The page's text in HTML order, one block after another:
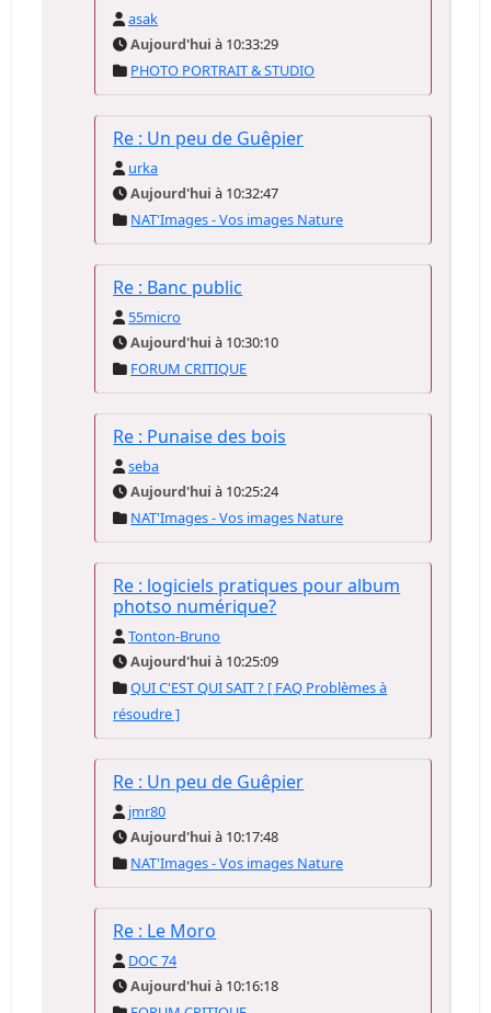
asak
Aujourd'hui à 10:33:29
PHOTO PORTRAIT & STUDIO
Re : Un peu de Guêpier
urka
Aujourd'hui à 10:32:47
NAT'Images - Vos images Nature
Re : Banc public
55micro
Aujourd'hui à 10:30:10
FORUM CRITIQUE
Re : Punaise des bois
seba
Aujourd'hui à 10:25:24
NAT'Images - Vos images Nature
Re : logiciels pratiques pour album
photso numérique?
Tonton-Bruno
Aujourd'hui à 10:25:09
QUI C'EST QUI SAIT ? [ FAQ Problèmes à
résoudre ]
Re : Un peu de Guêpier
jmr80
Aujourd'hui à 10:17:48
NAT'Images - Vos images Nature
Re : Le Moro
DOC 74
Aujourd'hui à 10:16:18